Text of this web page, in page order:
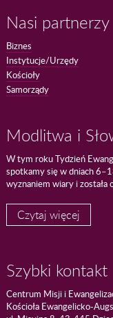
Nasi partnerzy
Biznes
Instytucje/Urzędy
Kościoły
Samorządy
Modlitwa i
W tym roku Tydzień
spotkamy się w dniach
wyznaniem wiary i została
Czytaj więcej
Szybki kontakt
Centrum Misji i
Kościoła Ewangelicko-